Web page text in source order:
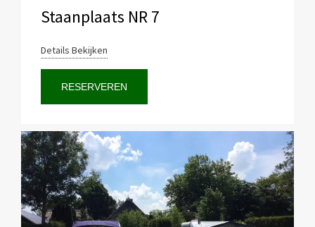
Staanplaats NR 7
Details Bekijken
RESERVEREN